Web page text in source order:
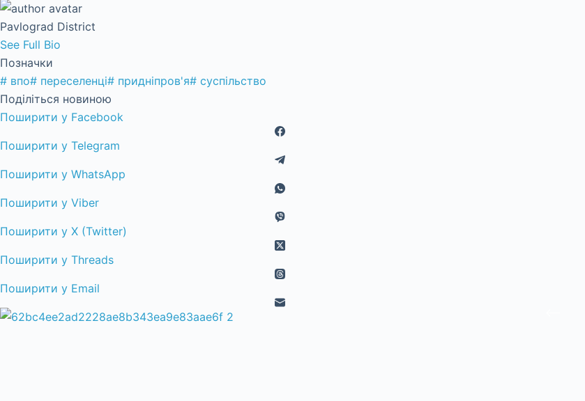
Pavlograd District
See Full Bio
Позначки
# впо# переселенці# придніпров'я# суспільство
Поділіться новиною
Поширити у Facebook
Поширити у Telegram
Поширити у WhatsApp
Поширити у Viber
Поширити у X (Twitter)
Поширити у Threads
Поширити у Email